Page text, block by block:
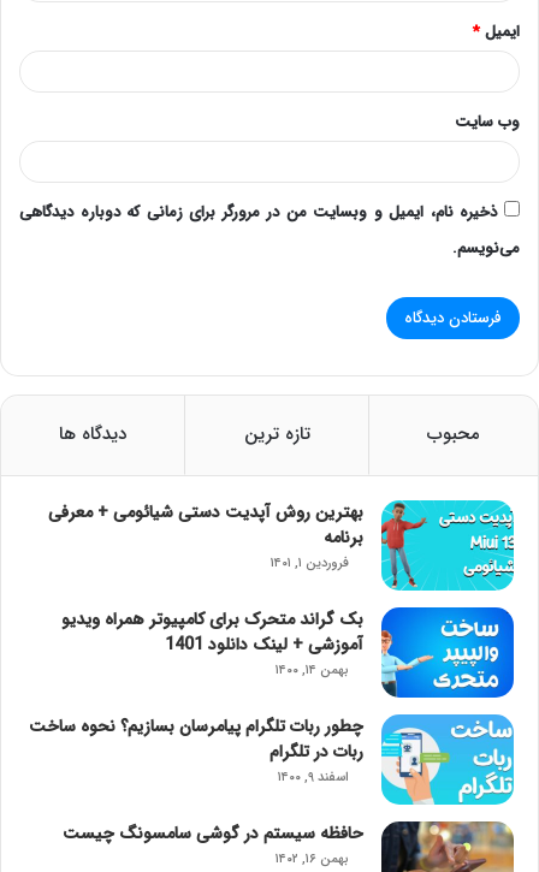
ایمیل*
وب‌ سایت
ذخیره نام، ایمیل و وبسایت من در مرورگر برای زمانی که دوباره دیدگاهی
می‌نویسم.
محبوب تازه ترین دیدگاه ها
بهترین روش آپدیت دستی شیائومی + معرفی
برنامه
فروردین ۱, ۱۴۰۱
بک گراند متحرک برای کامپیوتر همراه ویدیو
آموزشی + لینک دانلود 1401
بهمن ۱۴, ۱۴۰۰
چطور ربات تلگرام پیامرسان بسازیم؟ نحوه ساخت
ربات در تلگرام
اسفند ۹, ۱۴۰۰
حافظه سیستم در گوشی سامسونگ چیست
بهمن ۱۶, ۱۴۰۲